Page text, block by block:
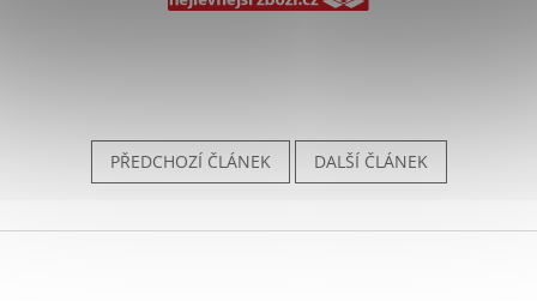
PŘEDCHOZÍ ČLÁNEK DALŠÍ ČLÁNEK
Z